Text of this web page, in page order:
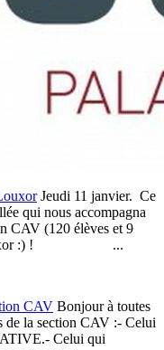
Jeudi 11 janvier. Ce
qui nous accompagna
CAV (120 élèves et 9
Louxor :) ! ...
CAV Bonjour à toutes
de la section CAV :- Celui
Celui qui